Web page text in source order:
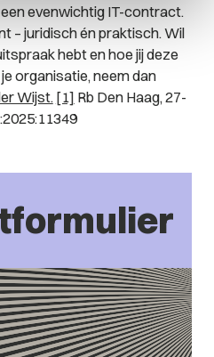
evenwichtig IT-contract.
– juridisch én praktisch. Wil
hebt en hoe jij deze
organisatie, neem dan
Wijst. [1] Rb Den Haag, 27-